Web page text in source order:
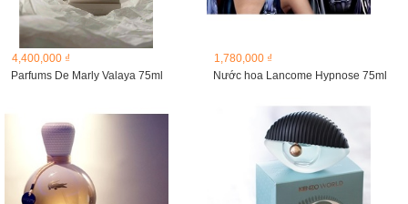
4,400,000 ₫
Parfums De Marly Valaya 75ml
1,780,000 ₫
Nước hoa Lancome Hypnose 75ml